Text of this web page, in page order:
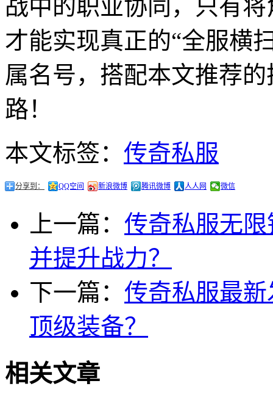
战中的职业协同，只有
才能实现真正的“全服横
属名号，搭配本文推荐
路！
本文标签： 传奇私服
分享到： QQ空间 新浪微博 腾讯微博 人人网 微信
上一篇： 传奇私服无
并提升战力？
下一篇： 传奇私服最
顶级装备？
相关文章